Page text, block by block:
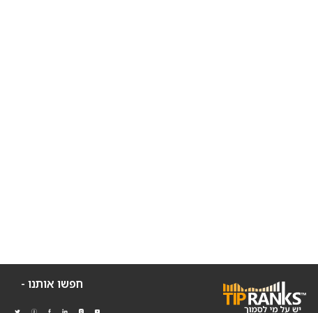
חפשו אותנו -